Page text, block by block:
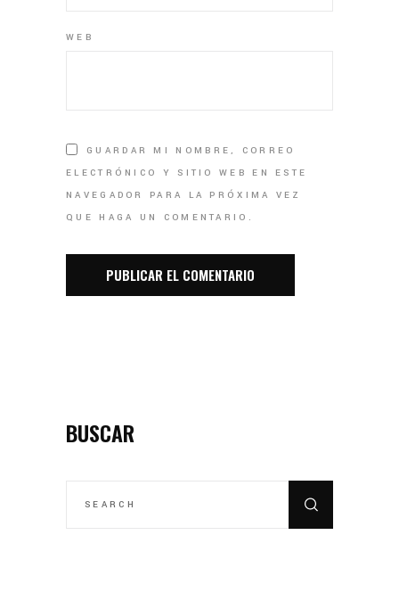
WEB
GUARDAR MI NOMBRE, CORREO
ELECTRÓNICO Y SITIO WEB EN ESTE
NAVEGADOR PARA LA PRÓXIMA VEZ
QUE HAGA UN COMENTARIO.
BUSCAR